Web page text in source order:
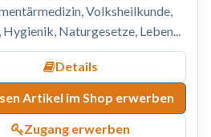
Volksheilkunde,
Hygienik, Naturgesetze, Leben...
Details
Artikel im Shop erwerben
Zugang erwerben